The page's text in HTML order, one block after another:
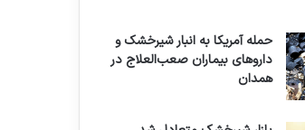
حمله آمریکا به انبار شیرخشک و
داروهای بیماران صعب‌العلاج در
همدان